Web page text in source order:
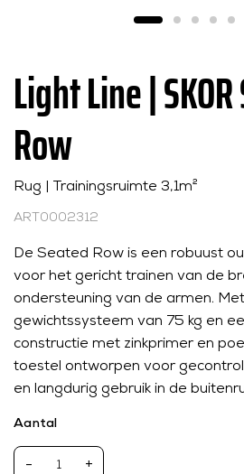
Light Line |
Row
Rug | Trainingsruimte 3,1m²
ART0002312
De Seated Row is een robuust
voor het gericht trainen van de
ondersteuning van de armen.
gewichtssysteem van 75 kg en
constructie met zinkprimer en
toestel ontworpen voor
en langdurig gebruik in de
Aantal
- +